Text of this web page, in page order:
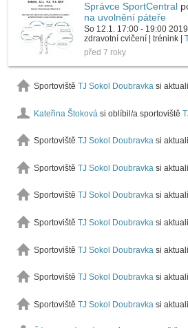
Správce SportCentral
na uvolnění páteře
So 12.1. 17:00 - 19:00
zdravotní cvičení | trénink |
před 7 roky
Sportoviště TJ Sokol Doubravka si
Kateřina Štoková si oblíbil/a sportoviště
Sportoviště TJ Sokol Doubravka si
Sportoviště TJ Sokol Doubravka si
Sportoviště TJ Sokol Doubravka si
Sportoviště TJ Sokol Doubravka si
Sportoviště TJ Sokol Doubravka si
Sportoviště TJ Sokol Doubravka si
Sportoviště TJ Sokol Doubravka si